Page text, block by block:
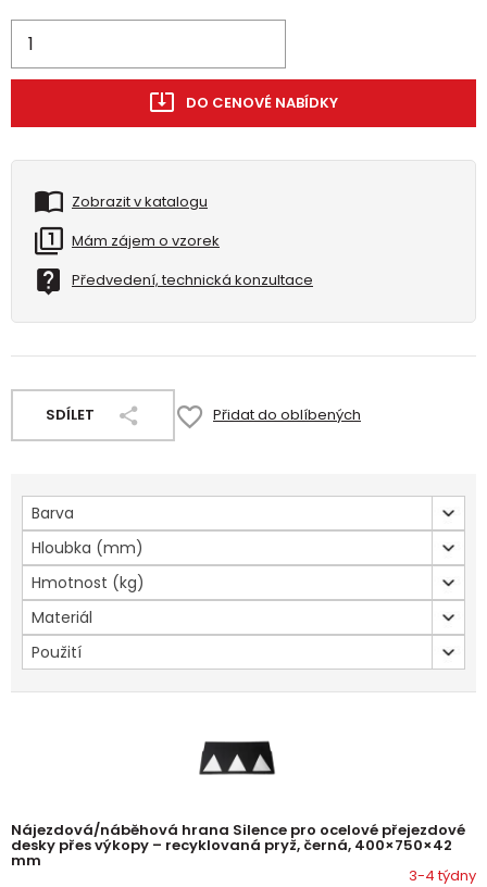
DO CENOVÉ NABÍDKY
Zobrazit v katalogu
Mám zájem o vzorek
Předvedení, technická konzultace
SDÍLET Přidat do oblíbených
Barva
Hloubka (mm)
Hmotnost (kg)
Materiál
Použití
Nájezdová/náběhová hrana Silence pro ocelové přejezdové
desky přes výkopy – recyklovaná pryž, černá, 400×750×42
mm
3-4 týdny